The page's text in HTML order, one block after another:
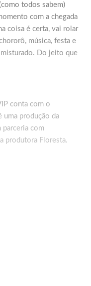
todos sabem)
com a chegada
coisa é certa, vai rolar
música, festa e
Do jeito que
conta com o
uma produção da
parceria com
produtora Floresta.